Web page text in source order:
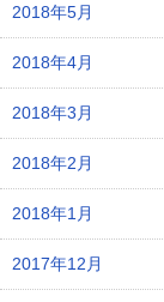
2018年5月
2018年4月
2018年3月
2018年2月
2018年1月
2017年12月